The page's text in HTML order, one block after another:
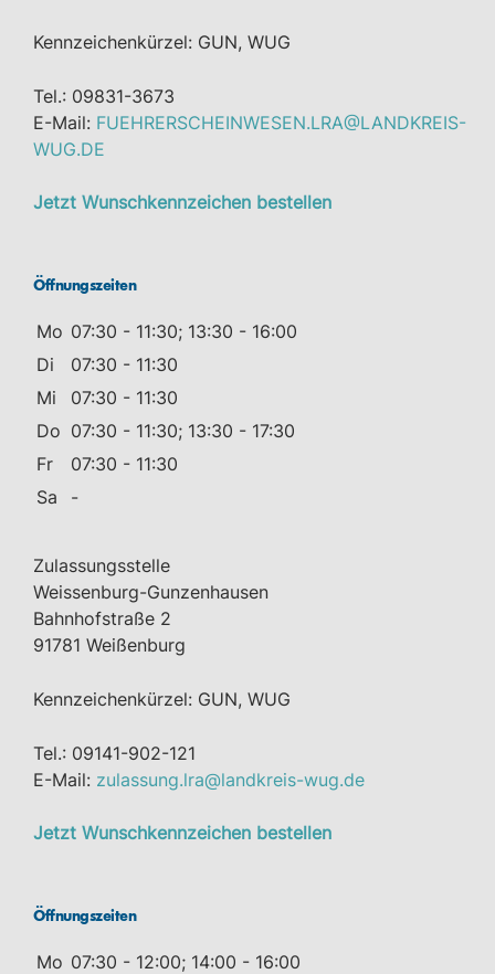
Kennzeichenkürzel: GUN, WUG
Tel.: 09831-3673
E-Mail: FUEHRERSCHEINWESEN.LRA@LANDKREIS-
WUG.DE
Jetzt Wunschkennzeichen bestellen
Öffnungszeiten
Mo 07:30 - 11:30; 13:30 - 16:00
Di
07:30 - 11:30
Mi
07:30 - 11:30
Do 07:30 - 11:30; 13:30 - 17:30
Fr
07:30 - 11:30
Sa
-
Zulassungsstelle
Weissenburg-Gunzenhausen
Bahnhofstraße 2
91781 Weißenburg
Kennzeichenkürzel: GUN, WUG
Tel.: 09141-902-121
E-Mail: zulassung.lra@landkreis-wug.de
Jetzt Wunschkennzeichen bestellen
Öffnungszeiten
Mo 07:30 - 12:00; 14:00 - 16:00